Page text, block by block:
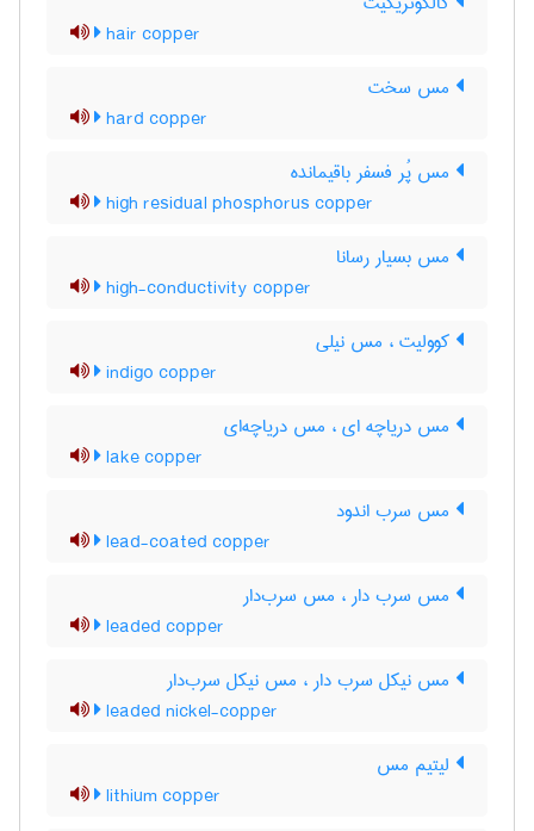
hair copper
مس سخت
hard copper
مس پُر فسفر باقیمانده
high residual phosphorus copper
مس بسیار رسانا
high-conductivity copper
کوولیت ، مس نیلی
indigo copper
مس دریاچه ای ، مس دریاچه‌ای
lake copper
مس سرب اندود
lead-coated copper
مس سرب دار ، مس سرب‌دار
leaded copper
مس نیکل سرب دار ، مس نیکل سرب‌دار
leaded nickel-copper
لیتیم مس
lithium copper